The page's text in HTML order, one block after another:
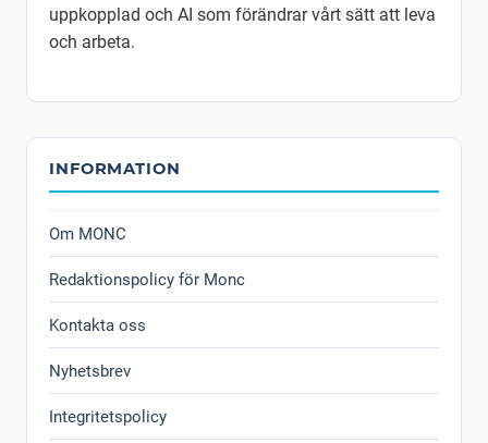
uppkopplad och AI som förändrar vårt sätt att leva
och arbeta.
INFORMATION
Om MONC
Redaktionspolicy för Monc
Kontakta oss
Nyhetsbrev
Integritetspolicy